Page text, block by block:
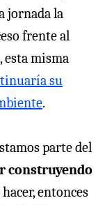
jornada la
frente al
esta misma
su
.
parte del
construyendo
entonces